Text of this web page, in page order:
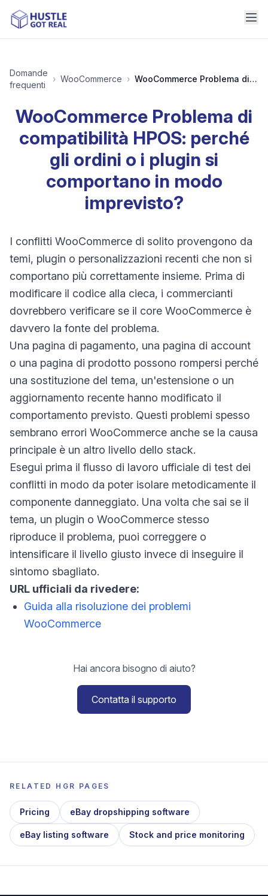
Domande
frequenti
› WooCommerce › WooCommerce Problema di compatibilità HPOS: perché gli ordini o i plugin si comportano in modo imprevisto?
WooCommerce Problema di
compatibilità HPOS: perché
gli ordini o i plugin si
comportano in modo
imprevisto?
I conflitti WooCommerce di solito provengono da
temi, plugin o personalizzazioni recenti che non si
comportano più correttamente insieme. Prima di
modificare il codice alla cieca, i commercianti
dovrebbero verificare se il core WooCommerce è
davvero la fonte del problema.
Una pagina di pagamento, una pagina di account
o una pagina di prodotto possono rompersi perché
una sostituzione del tema, un'estensione o un
aggiornamento recente hanno modificato il
comportamento previsto. Questi problemi spesso
sembrano errori WooCommerce anche se la causa
principale è un altro livello dello stack.
Esegui prima il flusso di lavoro ufficiale di test dei
conflitti in modo da poter isolare metodicamente il
componente danneggiato. Una volta che sai se il
tema, un plugin o WooCommerce stesso
riproduce il problema, puoi correggere o
intensificare il livello giusto invece di inseguire il
sintomo sbagliato.
URL ufficiali da rivedere:
Guida alla risoluzione dei problemi
WooCommerce
Hai ancora bisogno di aiuto?
Contatta il supporto
RELATED HGR PAGES
Pricing eBay dropshipping software
eBay listing software Stock and price monitoring